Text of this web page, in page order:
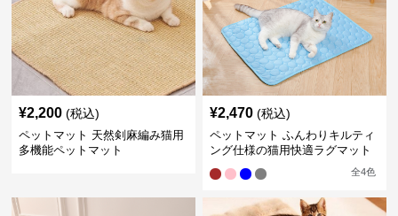
¥2,200 (税込)
ペットマット 天然剣麻編み猫用
多機能ペットマット
¥2,470 (税込)
ペットマット ふんわりキルティ
ング仕様の猫用快適ラグマット
全4色